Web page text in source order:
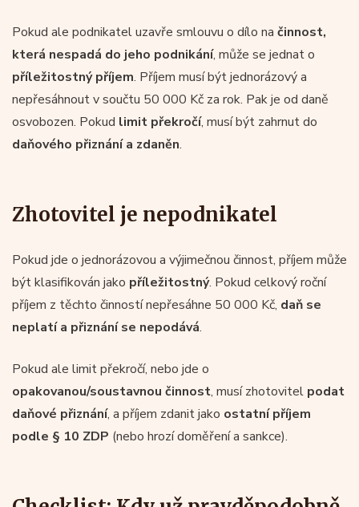
Pokud ale podnikatel uzavře smlouvu o dílo na činnost,
která nespadá do jeho podnikání, může se jednat o
příležitostný příjem. Příjem musí být jednorázový a
nepřesáhnout v součtu 50 000 Kč za rok. Pak je od daně
osvobozen. Pokud limit překročí, musí být zahrnut do
daňového přiznání a zdaněn.
Zhotovitel je nepodnikatel
Pokud jde o jednorázovou a výjimečnou činnost, příjem může
být klasifikován jako příležitostný. Pokud celkový roční
příjem z těchto činností nepřesáhne 50 000 Kč, daň se
neplatí a přiznání se nepodává.
Pokud ale limit překročí, nebo jde o
opakovanou/soustavnou činnost, musí zhotovitel podat
daňové přiznání, a příjem zdanit jako ostatní příjem
podle § 10 ZDP (nebo hrozí doměření a sankce).